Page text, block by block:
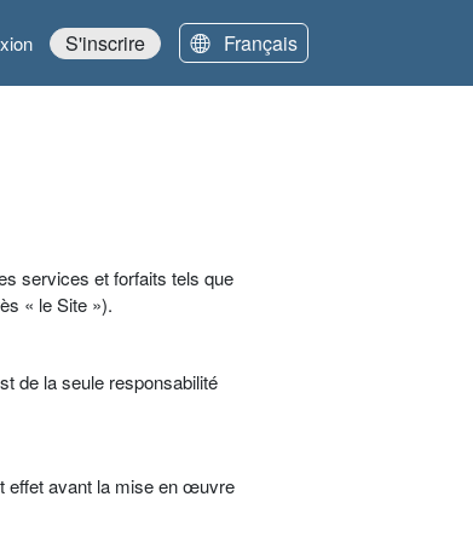
S'inscrire Français
services et forfaits tels que
« le Site »).
de la seule responsabilité
effet avant la mise en œuvre